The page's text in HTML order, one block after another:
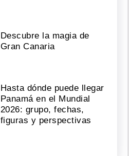
Descubre la magia de
Gran Canaria
Hasta dónde puede llegar
Panamá en el Mundial
2026: grupo, fechas,
figuras y perspectivas